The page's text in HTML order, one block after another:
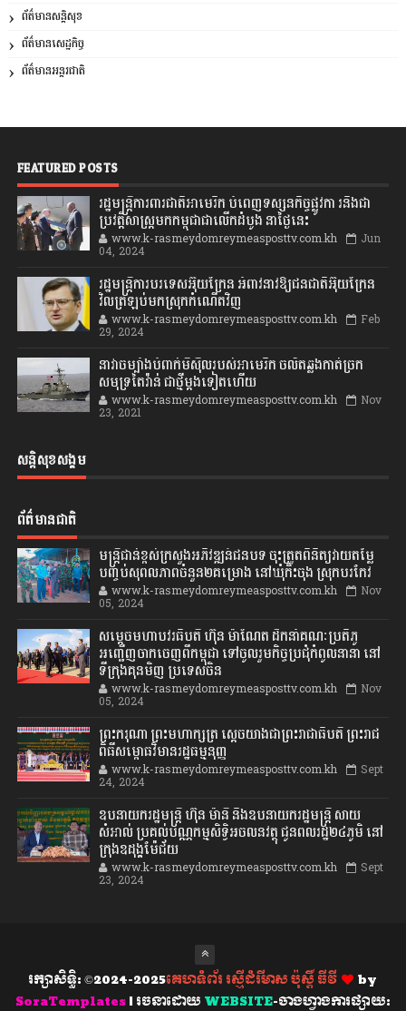
ព័ត៌មានសន្តិសុខ
ព័ត៌មានសេដ្ឋកិច្ច
ព័ត៌មានអន្តរជាតិ
FEATURED POSTS
រដ្ឋមន្រ្តីការពារជាតិអាមេរិក បំពេញទស្សនកិច្ចផ្លូវកា រនិងជា
ប្រវត្តិសាស្រ្តមកកម្ពុជាជាលើកដំបូង នាថ្ងៃនេះ
www.k-rasmeydomreymeasposttv.com.kh Jun
04, 2024
រដ្ឋមន្ត្រីការបរទេសអ៊ុយក្រែន អំពាវនាវឱ្យជនជាតិអ៊ុយក្រែន
វិលត្រឡប់មកស្រុកកំណើតវិញ
www.k-rasmeydomreymeasposttv.com.kh Feb
29, 2024
នាវាចម្បាំងបំពាក់មីស៊ីលរបស់អាមេរិក ចល័តឆ្លងកាត់ច្រក
សមុទ្រតៃវ៉ាន់ ជាថ្មីម្តងទៀតហើយ
www.k-rasmeydomreymeasposttv.com.kh Nov
23, 2021
សន្តិសុខសង្គម
ព័ត៌មានជាតិ
មន្ត្រីជាន់ខ្ពស់ក្រសួងអភិវឌ្ឍន៍ជនបទ ចុះត្រួតពិនិត្យវាយតម្លៃ
បញ្ចប់សុពលភាពចំនួន២គម្រោង នៅឃុំកិះចុង ស្រុកបរកែវ
www.k-rasmeydomreymeasposttv.com.kh Nov
05, 2024
សម្តេចមហាបវរធិបតី ហ៊ុន ម៉ាណែត ដឹកនាំគណៈប្រតិភូ
អញ្ជើញចាកចេញពីកម្ពុជា ទៅចូលរួមកិច្ចប្រជុំកំពូលនានា នៅ
ទីក្រុងគុនមិញ ប្រទេសចិន
www.k-rasmeydomreymeasposttv.com.kh Nov
05, 2024
ព្រះករុណា ព្រះមហាក្សត្រ ស្តេចយាងជាព្រះរាជាធិបតី ព្រះរាជ
ពិធីសម្ពោធវិមានរដ្ឋធម្មនុញ្ញ
www.k-rasmeydomreymeasposttv.com.kh Sept
24, 2024
ឧបនាយករដ្ឋមន្ដ្រី ហ៊ុន ម៉ានី និងឧបនាយករដ្ឋមន្ដ្រី សាយ
សំអាល់ ប្រគល់បណ្ណកម្មសិទ្ធិអចលនវត្ថុ ជូនពលរដ្ឋ២៤ភូមិ នៅ
ក្រុងឧដុង្គម៉ែជ័យ
www.k-rasmeydomreymeasposttv.com.kh Sept
23, 2024
រក្សាសិទ្ធិ: ©2024-2025គេហទំព័រ រស្មីដំរីមាស ប៉ុស្តិ៍ ធីវី
by
SoraTemplates| រចនាដោយ WEBSITE-ចាងហ្វាងការផ្សាយ: